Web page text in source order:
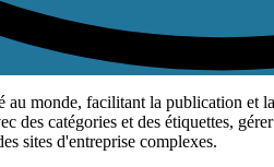
au monde, facilitant la publication
des catégories et des étiquettes,
sites d'entreprise complexes.